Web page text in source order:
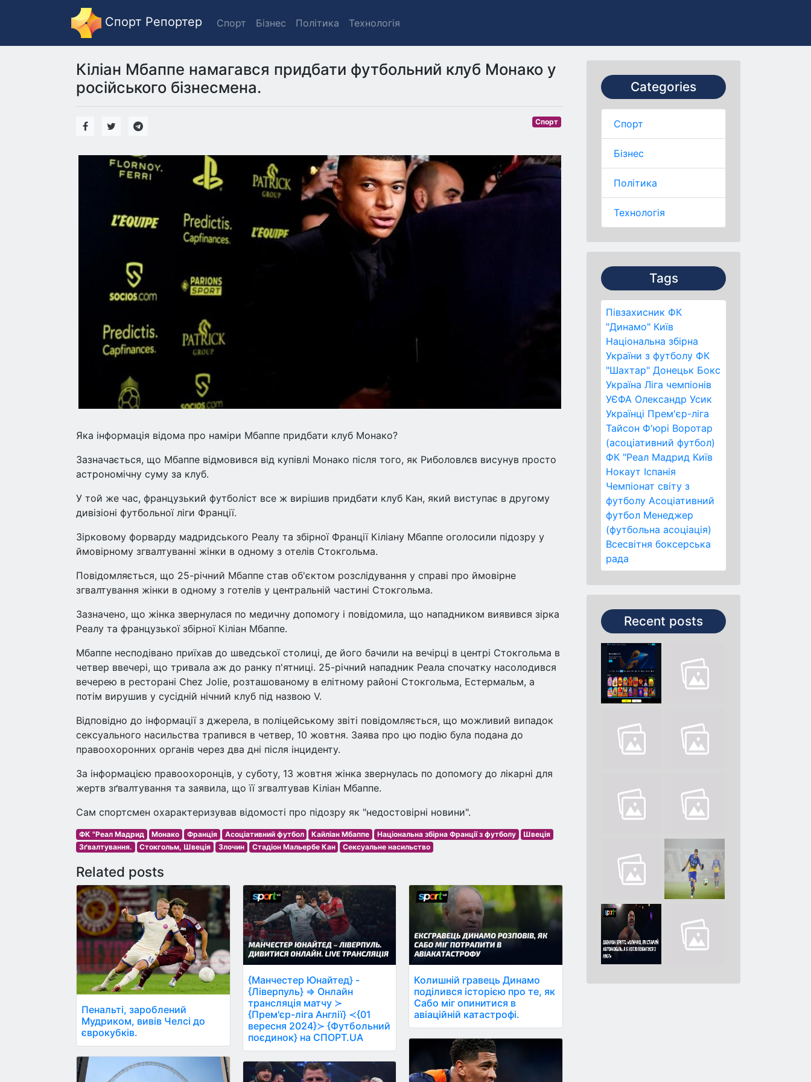
Спорт Репортер Спорт Бізнес Політика Технологія
Categories
Спорт
Бізнес
Політика
Технологія
Tags
Півзахисник ФК
"Динамо" Київ
Національна збірна
України з футболу ФК
"Шахтар" Донецьк Бокс
Україна Ліга чемпіонів
УЄФА Олександр Усик
Українці Прем'єр-ліга
Тайсон Ф'юрі Воротар
(асоціативний футбол)
ФК "Реал Мадрид Київ
Нокаут Іспанія
Чемпіонат світу з
футболу Асоціативний
футбол Менеджер
(футбольна асоціація)
Всесвітня боксерська
рада
Recent posts
Кіліан Мбаппе намагався придбати футбольний клуб Монако у
російського бізнесмена.
Спорт
Яка інформація відома про наміри Мбаппе придбати клуб Монако?
Зазначається, що Мбаппе відмовився від купівлі Монако після того, як Риболовлєв висунув просто
астрономічну суму за клуб.
У той же час, французький футболіст все ж вирішив придбати клуб Кан, який виступає в другому
дивізіоні футбольної ліги Франції.
Зірковому форварду мадридського Реалу та збірної Франції Кіліану Мбаппе оголосили підозру у
ймовірному згвалтуванні жінки в одному з отелів Стокгольма.
Повідомляється, що 25-річний Мбаппе став об'єктом розслідування у справі про ймовірне
згвалтування жінки в одному з готелів у центральній частині Стокгольма.
Зазначено, що жінка звернулася по медичну допомогу і повідомила, що нападником виявився зірка
Реалу та французької збірної Кіліан Мбаппе.
Мбаппе несподівано приїхав до шведської столиці, де його бачили на вечірці в центрі Стокгольма в
четвер ввечері, що тривала аж до ранку п'ятниці. 25-річний нападник Реала спочатку насолодився
вечерею в ресторані Chez Jolie, розташованому в елітному районі Стокгольма, Естермальм, а
потім вирушив у сусідній нічний клуб під назвою V.
Відповідно до інформації з джерела, в поліцейському звіті повідомляється, що можливий випадок
сексуального насильства трапився в четвер, 10 жовтня. Заява про цю подію була подана до
правоохоронних органів через два дні після інциденту.
За інформацією правоохоронців, у суботу, 13 жовтня жінка звернулась по допомогу до лікарні для
жертв зґвалтування та заявила, що її згвалтував Кіліан Мбаппе.
Сам спортсмен охарактеризував відомості про підозру як "недостовірні новини".
ФК "Реал Мадрид Монако Франція Асоціативний футбол Кайліан Мбаппе Національна збірна Франції з футболу
Швеція
Зґвалтування.
Стокгольм, Швеція Злочин Стадіон Мальербе Кан Сексуальне насильство
Related posts
Пенальті, зароблений
Мудриком, вивів Челсі до
єврокубків.
{Манчестер Юнайтед} -
{Ліверпуль} ⇒ Онлайн
трансляція матчу ≻
{Прем'єр-ліга Англії} ≺{01
вересня 2024}≻ {Футбольний
поєдинок} на СПОРТ.UA
Колишній гравець Динамо
поділився історією про те, як
Сабо міг опинитися в
авіаційній катастрофі.